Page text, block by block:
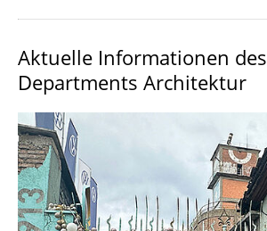
Aktuelle Informationen des
Departments Architektur